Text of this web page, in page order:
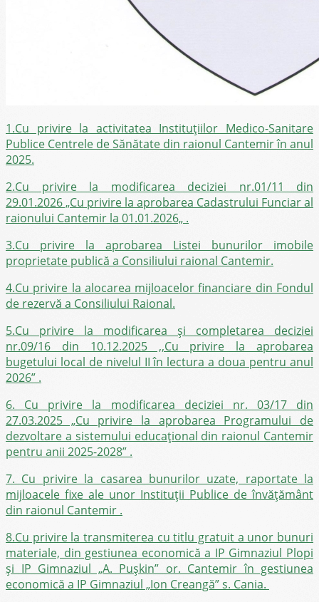
1.Cu privire la activitatea Instituțiilor Medico-Sanitare
Publice Centrele de Sănătate din raionul Cantemir în anul
2025.
2.Cu privire la modificarea deciziei nr.01/11 din
29.01.2026 „Cu privire la aprobarea Cadastrului Funciar al
raionului Cantemir la 01.01.2026„ .
3.Cu privire la aprobarea Listei bunurilor imobile
proprietate publică a Consiliului raional Cantemir.
4.Cu privire la alocarea mijloacelor financiare din Fondul
de rezervă a Consiliului Raional.
5.Cu privire la modificarea și completarea deciziei
nr.09/16 din 10.12.2025 ,,Cu privire la aprobarea
bugetului local de nivelul II în lectura a doua pentru anul
2026” .
6. Cu privire la modificarea deciziei nr. 03/17 din
27.03.2025 „Cu privire la aprobarea Programului de
dezvoltare a sistemului educațional din raionul Cantemir
pentru anii 2025-2028” .
7. Cu privire la casarea bunurilor uzate, raportate la
mijloacele fixe ale unor Instituții Publice de învățământ
din raionul Cantemir .
8.Cu privire la transmiterea cu titlu gratuit a unor bunuri
materiale, din gestiunea economică a IP Gimnaziul Plopi
și IP Gimnaziul „A. Pușkin” or. Cantemir în gestiunea
economică a IP Gimnaziul „Ion Creangă” s. Cania.